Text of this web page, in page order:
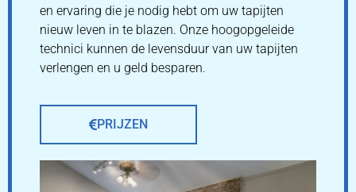
en ervaring die je nodig hebt om uw tapijten
nieuw leven in te blazen. Onze hoogopgeleide
technici kunnen de levensduur van uw tapijten
verlengen en u geld besparen.
PRIJZEN